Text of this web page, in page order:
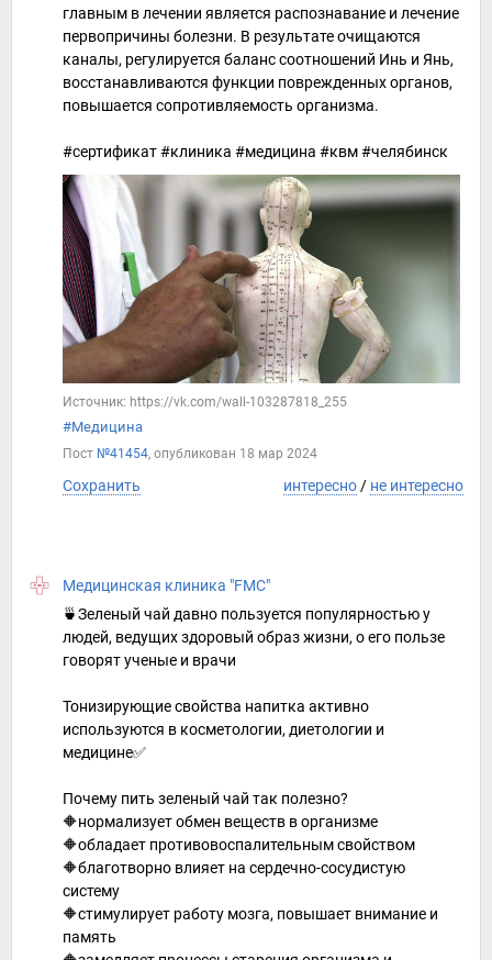
главным в лечении является распознавание и лечение
первопричины болезни. В результате очищаются
каналы, регулируется баланс соотношений Инь и Янь,
восстанавливаются функции поврежденных органов,
повышается сопротивляемость организма.
#сертификат #клиника #медицина #квм #челябинск
Источник: https://vk.com/wall-103287818_255
#Медицина
Пост №41454, опубликован 18 мар 2024
Сохранить интересно / не интересно
Медицинская клиника "FMC"
🍵Зеленый чай давно пользуется популярностью у
людей, ведущих здоровый образ жизни, о его пользе
говорят ученые и врачи
Тонизирующие свойства напитка активно
используются в косметологии, диетологии и
медицине✅
Почему пить зеленый чай так полезно?
🔶нормализует обмен веществ в организме
🔶обладает противовоспалительным свойством
🔶благотворно влияет на сердечно-сосудистую
систему
🔶стимулирует работу мозга, повышает внимание и
память